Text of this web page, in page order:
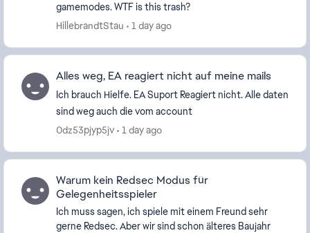
gamemodes. WTF is this trash?
HillebrandtStau
1 day ago
Alles weg, EA reagiert nicht auf meine mails
Ich brauch Hielfe. EA Suport Reagiert nicht. Alle daten
sind weg auch die vom account
0dz53pjyp5jv
1 day ago
Warum kein Redsec Modus für
Gelegenheitsspieler
Ich muss sagen, ich spiele mit einem Freund sehr
gerne Redsec. Aber wir sind schon älteres Baujahr